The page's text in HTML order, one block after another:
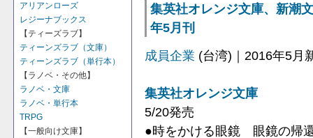
アリアンローズ
レジーナブックス
【ティーズラブ】
ティーンズラブ（文庫）
ティーンズラブ（単行本）
【ラノベ・その他】
ラノベ・文庫
ラノベ・単行本
TRPG
【一般向け文庫】
集英社オレンジ文庫、新潮
年5月刊
成員企業 (台湾)｜2016年5月
集英社オレンジ文庫
5/20発売
●時をかける眼鏡 眼鏡の帰